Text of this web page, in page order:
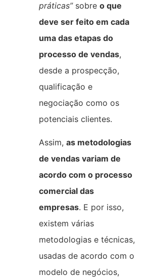
práticas”sobre o que
deve ser feito em cada
uma das etapas do
processo de vendas,
desde a prospecção,
qualificação e
negociação como os
potenciais clientes.
Assim, as metodologias
de vendas variam de
acordo com o processo
comercial das
empresas. E por isso,
existem várias
metodologias e técnicas,
usadas de acordo com o
modelo de negócios,